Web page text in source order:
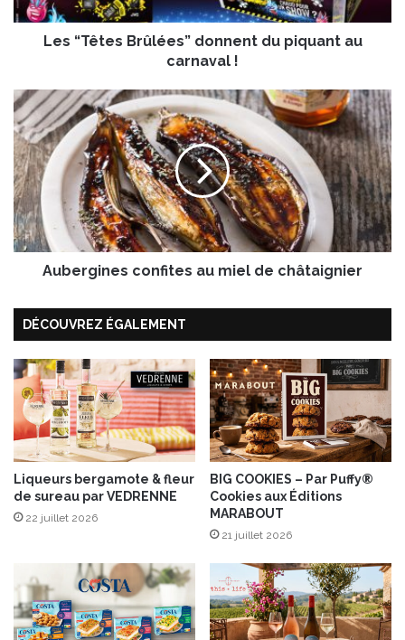
s
l
é
e
s
”
d
o
n
n
t
u
p
i
u
a
n
t
a
u
n
a
v
Les “Têtes Brûlées” donnent du piquant au
carnaval !
A
u
b
e
r
g
i
n
e
o
i
t
s
a
u
m
i
e
c
h
â
Aubergines confites au miel de châtaignier
DÉCOUVREZ ÉGALEMENT
Liqueurs bergamote & fleur
de sureau par VEDRENNE
22 juillet 2026
BIG COOKIES – Par Puffy®
Cookies aux Éditions
MARABOUT
21 juillet 2026